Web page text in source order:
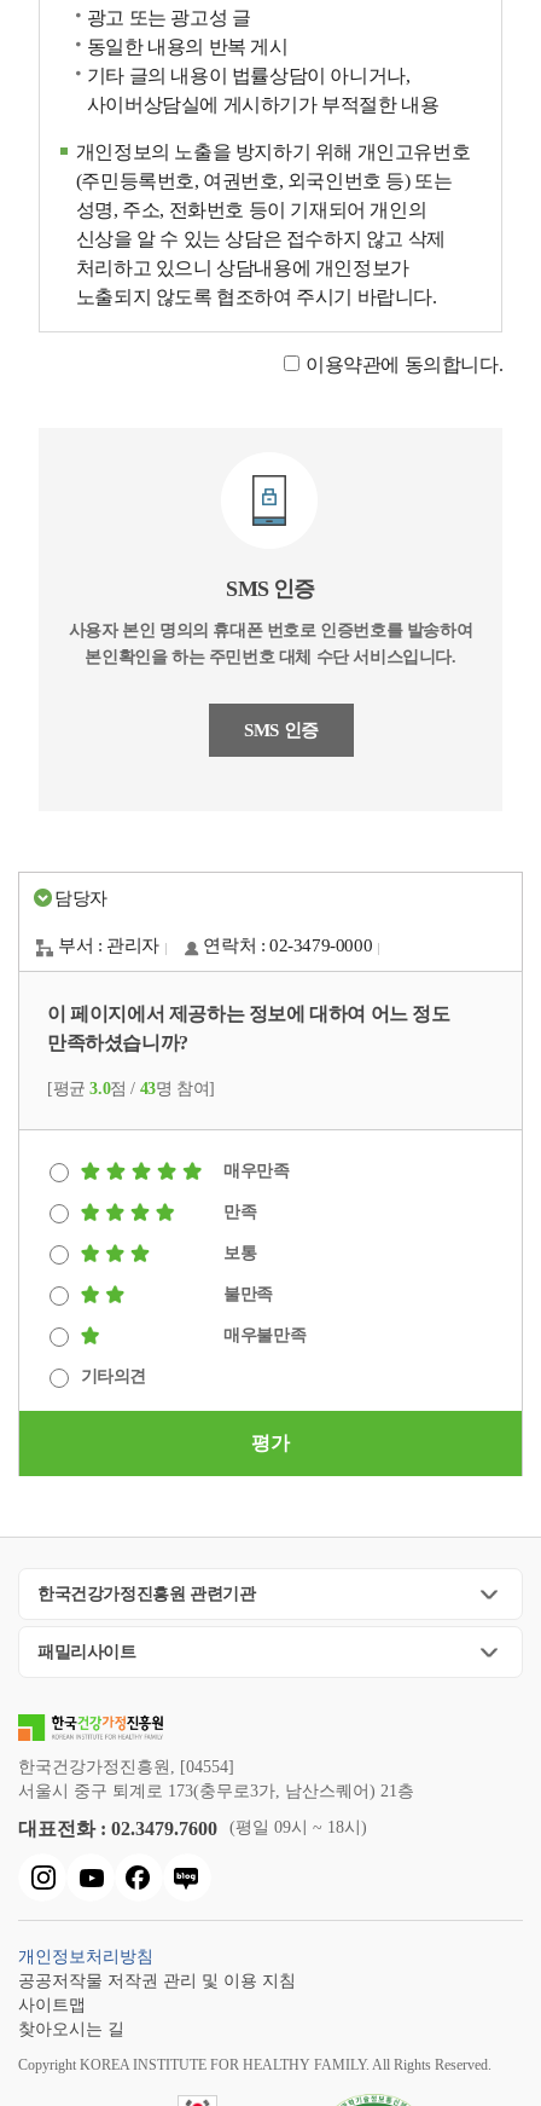
광고 또는 광고성 글
동일한 내용의 반복 게시
기타 글의 내용이 법률상담이 아니거나,
사이버상담실에 게시하기가 부적절한 내용
개인정보의 노출을 방지하기 위해 개인고유번호
(주민등록번호, 여권번호, 외국인번호 등) 또는
성명, 주소, 전화번호 등이 기재되어 개인의
신상을 알 수 있는 상담은 접수하지 않고 삭제
처리하고 있으니 상담내용에 개인정보가
노출되지 않도록 협조하여 주시기 바랍니다.
이용약관에 동의합니다.
SMS 인증
사용자 본인 명의의 휴대폰 번호로 인증번호를 발송하여
본인확인을 하는 주민번호 대체 수단 서비스입니다.
SMS 인증
담당자
부서 : 관리자 연락처 : 02-3479-0000
이 페이지에서 제공하는 정보에 대하여 어느 정도
만족하셨습니까?
[평균3.0점 / 43명 참여]
매우만족
만족
보통
불만족
매우불만족
기타의견
평가
한국건강가정진흥원 관련기관
패밀리사이트
한국건강가정진흥원, [04554]
서울시 중구 퇴계로 173(충무로3가, 남산스퀘어) 21층
대표전화 : 02.3479.7600 (평일 09시 ~ 18시)
개인정보처리방침
공공저작물 저작권 관리 및 이용 지침
사이트맵
찾아오시는 길
Copyright KOREA INSTITUTE FOR HEALTHY FAMILY. All Rights Reserved.